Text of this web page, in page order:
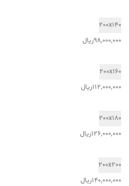
200x140
98,000,000ریال
200x160
112,000,000ریال
200x180
126,000,000ریال
200x200
140,000,000ریال